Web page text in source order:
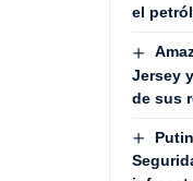
el
Jersey
de sus